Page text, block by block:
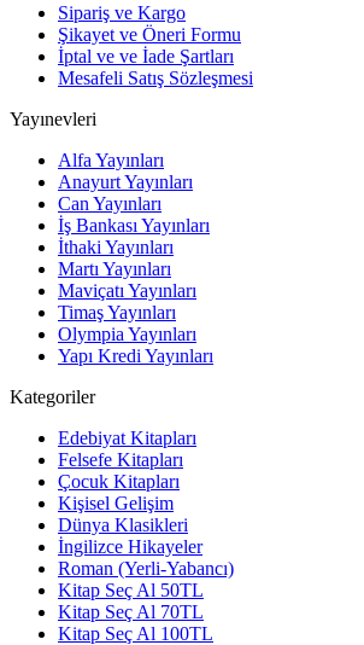
Sipariş ve Kargo
Şikayet ve Öneri Formu
İptal ve ve İade Şartları
Mesafeli Satış Sözleşmesi
Yayınevleri
Alfa Yayınları
Anayurt Yayınları
Can Yayınları
İş Bankası Yayınları
İthaki Yayınları
Martı Yayınları
Maviçatı Yayınları
Timaş Yayınları
Olympia Yayınları
Yapı Kredi Yayınları
Kategoriler
Edebiyat Kitapları
Felsefe Kitapları
Çocuk Kitapları
Kişisel Gelişim
Dünya Klasikleri
İngilizce Hikayeler
Roman (Yerli-Yabancı)
Kitap Seç Al 50TL
Kitap Seç Al 70TL
Kitap Seç Al 100TL